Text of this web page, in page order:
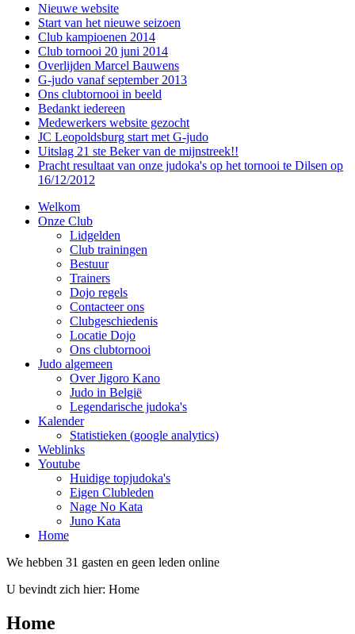
Nieuwe website
Start van het nieuwe seizoen
Club kampioenen 2014
Club tornooi 20 juni 2014
Overlijden Marcel Bauwens
G-judo vanaf september 2013
Ons clubtornooi in beeld
Bedankt iedereen
Medewerkers website gezocht
JC Leopoldsburg start met G-judo
Uitslag 21 ste Beker van de mijnstreek!!
Pracht resultaat van onze judoka's op het tornooi te Dilsen op
16/12/2012
Welkom
Onze Club
Lidgelden
Club trainingen
Bestuur
Trainers
Dojo regels
Contacteer ons
Clubgeschiedenis
Locatie Dojo
Ons clubtornooi
Judo algemeen
Over Jigoro Kano
Judo in België
Legendarische judoka's
Kalender
Statistieken (google analytics)
Weblinks
Youtube
Huidige topjudoka's
Eigen Clubleden
Nage No Kata
Juno Kata
Home
We hebben 31 gasten en geen leden online
U bevindt zich hier: Home
Home